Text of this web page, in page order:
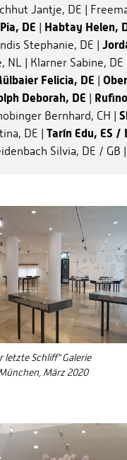
Jantje, DE |
DE Habtay Helen,
Stephanie, DE |
| Klarner Sabine, DE
Felicia, DE
Deborah, DE
Bernhard, CH |
DE | Tarín Edu, ES /
Silvia, DE /
letzte Schliff" Galerie
März 2020